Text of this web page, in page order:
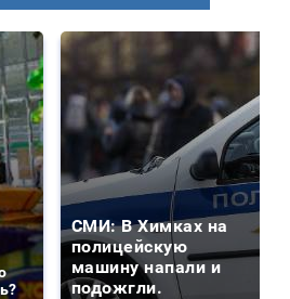
СМИ: В Химках на
полицейскую
машину напали и
подожгли.